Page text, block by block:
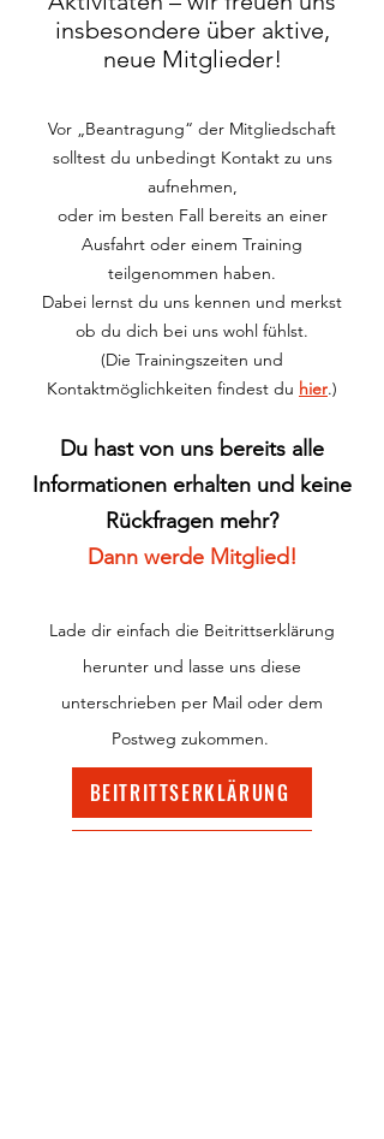
insbesondere über aktive,
neue Mitglieder!
Vor „Beantragung“ der Mitgliedschaft
solltestdu unbedingtKontakt zu uns
aufnehmen,
oder im besten Fall bereits an einer
Ausfahrt oder einem Training
teilgenommen haben.
Dabei lernst du uns kennen und merkst
ob du dich bei uns wohl fühlst.
(Die Trainingszeiten und
Kontaktmöglichkeiten findest du hier.)
Du hast von uns bereits alle
Informationen erhalten und keine
Rückfragen mehr?
Dann werde Mitglied!
Lade dir einfach die Beitrittserklärung
herunter und lasse uns diese
unterschrieben per Mail oder dem
Postweg zukommen.
BEITRITTSERKLÄRUNG